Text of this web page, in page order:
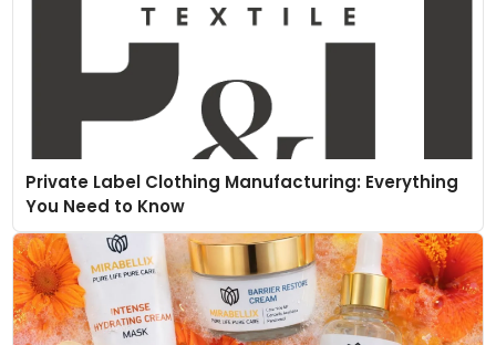
ünitesi Madoka Plus Türkiye’de satışa sunuldu.
Tam dokunmatik ekranı, mobil uygulama desteği
iklimlendirme sistemlerinin yönetimini daha kolay,
konforlu ve verimli hale getiriyor. Enerji verimliliğini
artırırken modern yaşam alanlarında teknolojiyi
Private Label Clothing Manufacturing: Everything
You Need to Know